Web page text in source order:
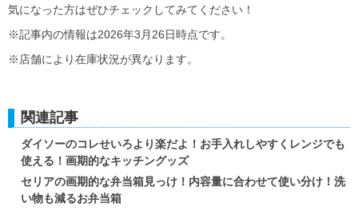
気になった方はぜひチェックしてみてください！
※記事内の情報は2026年3月26日時点です。
※店舗により在庫状況が異なります。
関連記事
ダイソーのコレせいろより楽だよ！お手入れしやすくレンジでも
使える！画期的なキッチングッズ
セリアの画期的な弁当箱見っけ！内容量に合わせて使い分け！洗
い物も減るお弁当箱